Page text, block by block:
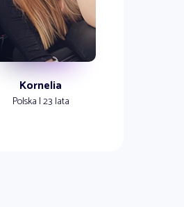
Kornelia
Polska | 23 lata